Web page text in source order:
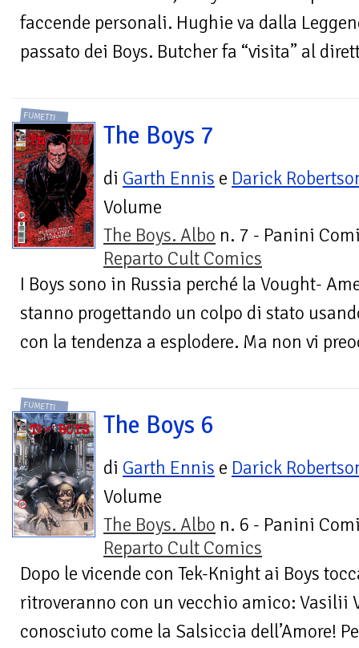
faccende personali. Hughie va dalla
passato dei Boys. Butcher fa “visita” al
FUMETTI
The Boys 7
di Garth Ennis e Darick
Volume
The Boys. Albo n. 7 - Panini
Reparto Cult Comics
I Boys sono in Russia perché la Vought-
stanno progettando un colpo di stato
con la tendenza a esplodere. Ma non vi
FUMETTI
The Boys 6
di Garth Ennis e Darick
Volume
The Boys. Albo n. 6 - Panini
Reparto Cult Comics
Dopo le vicende con Tek-Knight ai Boys
ritroveranno con un vecchio amico:
conosciuto come la Salsiccia dell’Amore!